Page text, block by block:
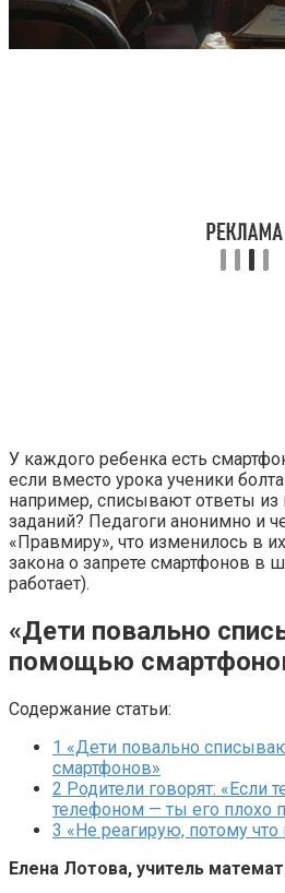
У каждого ребенка есть
если вместо урока ученики
например, списывают ответы
заданий? Педагоги анонимно и
«Правмиру», что изменилось в
закона о запрете смартфонов в
работает).
«Дети повально
помощью
Содержание статьи:
1 «Дети повально
смартфонов»
2 Родители говорят: «Если
телефоном — ты его плохо
3 «Не реагирую, потому
Елена Лотова, учитель